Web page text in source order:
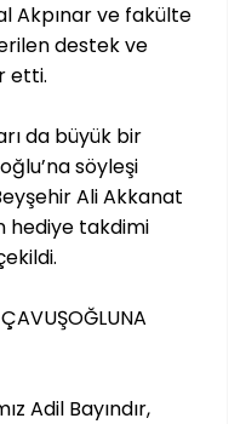
Akpınar ve fakülte
destek ve
etti.
da büyük bir
söyleşi
Ali Akkanat
hediye takdimi
Adil Bayındır,